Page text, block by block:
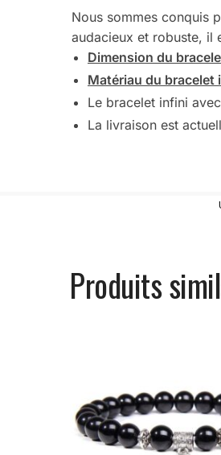
Nous sommes conquis
audacieux et robuste, il
Dimension du
Matériau du bracelet
Le bracelet infini
La livraison est
Produits